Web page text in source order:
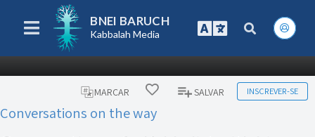
BNEI BARUCH
Kabbalah Media
MARCAR SALVAR INSCREVER-SE
Conversations on the way